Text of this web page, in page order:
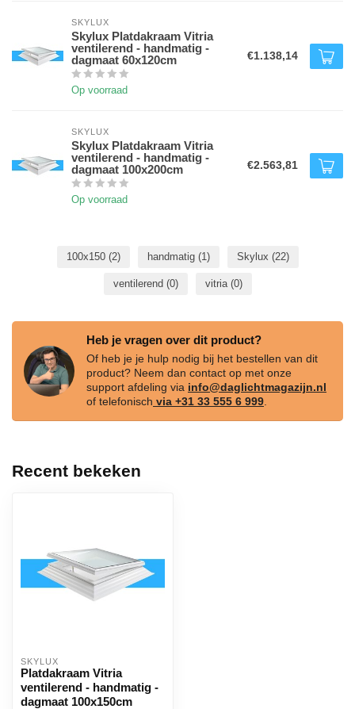
SKYLUX
Skylux Platdakraam Vitria
ventilerend - handmatig -
dagmaat 60x120cm
Op voorraad
€1.138,14
SKYLUX
Skylux Platdakraam Vitria
ventilerend - handmatig -
dagmaat 100x200cm
Op voorraad
€2.563,81
100x150 (2) handmatig (1) Skylux (22)
ventilerend (0) vitria (0)
Heb je vragen over dit product?
Of heb je je hulp nodig bij het bestellen van dit
product? Neem dan contact op met onze
support afdeling via info@daglichtmagazijn.nl
of telefonisch via +31 33 555 6 999
Recent bekeken
SKYLUX
Platdakraam Vitria
ventilerend - handmatig -
dagmaat 100x150cm